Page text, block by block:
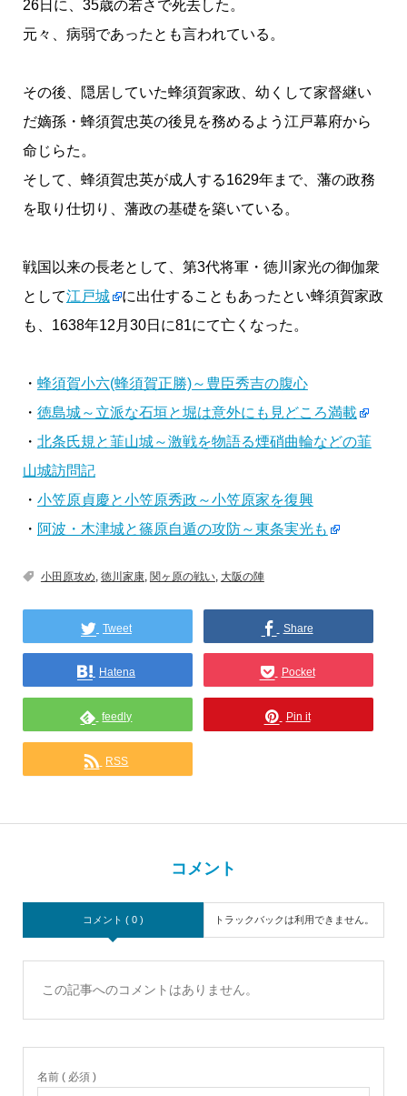
26日に、35歳の若さで死去した。
元々、病弱であったとも言われている。
その後、隠居していた蜂須賀家政、幼くして家督継い
だ嫡孫・蜂須賀忠英の後見を務めるよう江戸幕府から
命じらた。
そして、蜂須賀忠英が成人する1629年まで、藩の政務
を取り仕切り、藩政の基礎を築いている。
戦国以来の長老として、第3代将軍・徳川家光の御伽衆
として江戸城
に出仕することもあったとい蜂須賀家政
も、1638年12月30日に81にて亡くなった。
・ 蜂須賀小六(蜂須賀正勝)～豊臣秀吉の腹心
・ 徳島城～立派な石垣と堀は意外にも見どころ満載
・ 北条氏規と韮山城～激戦を物語る煙硝曲輪などの韮
山城訪問記
・ 小笠原貞慶と小笠原秀政～小笠原家を復興
・ 阿波・木津城と篠原自遁の攻防～東条実光も
小田原攻め 徳川家康, 関ヶ原の戦い, 大阪の陣
Tweet Share
Hatena Pocket
feedly Pin it
RSS
コメント
コメント ( 0 ) トラックバックは利用できません。
この記事へのコメントはありません。
名前 ( 必須 )